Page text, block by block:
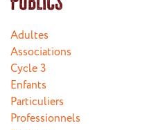
Adultes
Associations
Cycle 3
Enfants
Particuliers
Professionnels